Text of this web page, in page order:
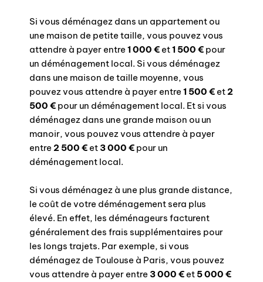
Si vous déménagez dans un appartement ou
une maison de petite taille, vous pouvez vous
attendre à payer entre 1 000 € et1 500 € pour
un déménagement local. Si vous déménagez
dans une maison de taille moyenne, vous
pouvez vous attendre à payer entre 1 500 € et2
500 € pour un déménagement local. Et si vous
déménagez dans une grande maison ou un
manoir, vous pouvez vous attendre à payer
entre 2 500 € et 3 000 € pour un
déménagement local.
Si vous déménagez à une plus grande distance,
le coût de votre déménagement sera plus
élevé. En effet, les déménageurs facturent
généralement des frais supplémentaires pour
les longs trajets. Par exemple, si vous
déménagez de Toulouse à Paris, vous pouvez
vous attendre à payer entre 3 000 € et 5 000 €